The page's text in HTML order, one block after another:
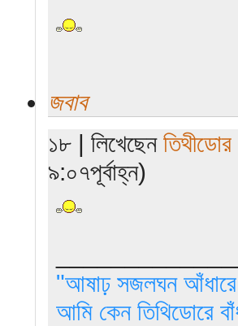
জবাব
১৮ | লিখেছেন তিথীডোর
৯:০৭পূর্বাহ্ন)
"আষাঢ় সজলঘন আঁধারে,
আমি কেন তিথিডোরে